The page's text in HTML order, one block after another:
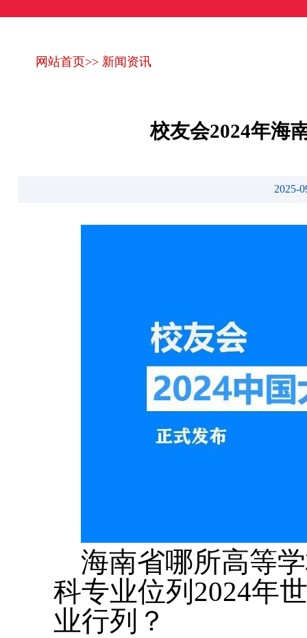
网站首页>> 新闻资讯
校友会2024年海
2025-
海南省哪所高等
科专业位列2024年
业行列？